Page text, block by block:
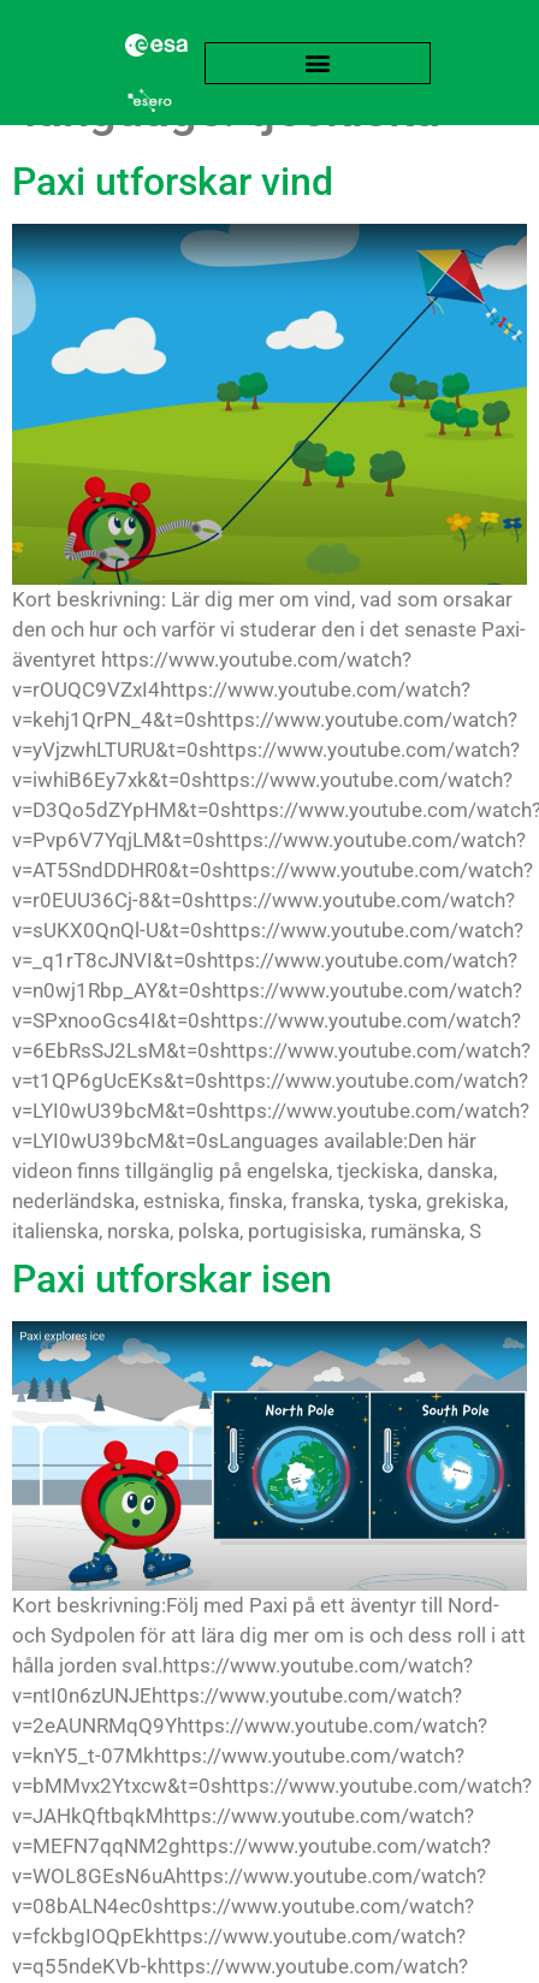
language:tjeckiska
Paxi utforskar vind
Kort beskrivning: Lär dig mer om vind, vad som orsakar
den och hur och varför vi studerar den i det senaste Paxi-
äventyret https://www.youtube.com/watch?
v=rOUQC9VZxI4https://www.youtube.com/watch?
v=kehj1QrPN_4&t=0shttps://www.youtube.com/watch?
v=yVjzwhLTURU&t=0shttps://www.youtube.com/watch?
v=iwhiB6Ey7xk&t=0shttps://www.youtube.com/watch?
v=D3Qo5dZYpHM&t=0shttps://www.youtube.com/
v=Pvp6V7YqjLM&t=0shttps://www.youtube.com/watch?
v=AT5SndDDHR0&t=0shttps://www.youtube.com/watch?
v=r0EUU36Cj-8&t=0shttps://www.youtube.com/watch?
v=sUKX0QnQl-U&t=0shttps://www.youtube.com/watch?
v=_q1rT8cJNVI&t=0shttps://www.youtube.com/watch?
v=n0wj1Rbp_AY&t=0shttps://www.youtube.com/watch?
v=SPxnooGcs4I&t=0shttps://www.youtube.com/watch?
v=6EbRsSJ2LsM&t=0shttps://www.youtube.com/watch?
v=t1QP6gUcEKs&t=0shttps://www.youtube.com/watch?
v=LYI0wU39bcM&t=0shttps://www.youtube.com/watch?
v=LYI0wU39bcM&t=0sLanguages available:Den här
videon finns tillgänglig på engelska, tjeckiska, danska,
nederländska, estniska, finska, franska, tyska, grekiska,
italienska, norska, polska, portugisiska, rumänska, S
Paxi utforskar isen
Kort beskrivning:Följ med Paxi på ett äventyr till Nord-
och Sydpolen för att lära dig mer om is och dess roll i att
hålla jorden sval.https://www.youtube.com/watch?
v=ntI0n6zUNJEhttps://www.youtube.com/watch?
v=2eAUNRMqQ9Yhttps://www.youtube.com/watch?
v=knY5_t-07Mkhttps://www.youtube.com/watch?
v=bMMvx2Ytxcw&t=0shttps://www.youtube.com/watch?
v=JAHkQftbqkMhttps://www.youtube.com/watch?
v=MEFN7qqNM2ghttps://www.youtube.com/watch?
v=WOL8GEsN6uAhttps://www.youtube.com/watch?
v=08bALN4ec0shttps://www.youtube.com/watch?
v=fckbgIOQpEkhttps://www.youtube.com/watch?
v=q55ndeKVb-khttps://www.youtube.com/watch?